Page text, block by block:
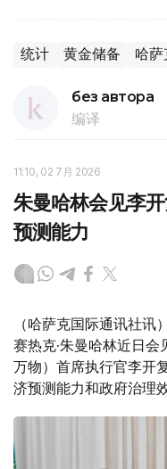
统计 黄金储备 哈萨
без автора
编译
11:10, 02 7月 2026
朱曼哈林会见李
预测能力
（哈萨克国际通讯社
赛热克·朱曼哈林近日
万物）首席执行官李开
济预测能力和政府治理